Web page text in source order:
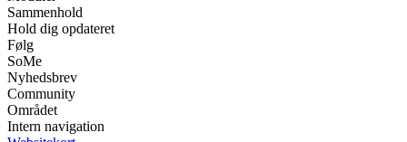
Sammenhold
Hold dig opdateret
Følg
SoMe
Nyhedsbrev
Community
Området
Intern navigation